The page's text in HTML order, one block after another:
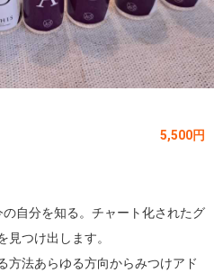
5,500円
自分を知る。チャート化されたグ
見つけ出します。
方法あらゆる方向からみつけアド